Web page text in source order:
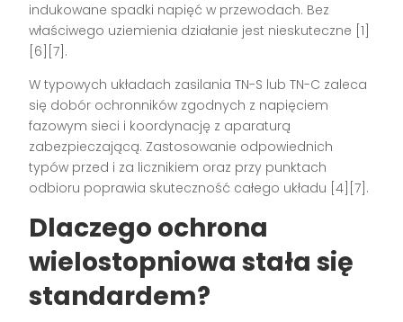
indukowane spadki napięć w przewodach. Bez
właściwego uziemienia działanie jest nieskuteczne [1]
[6][7].
W typowych układach zasilania TN-S lub TN-C zaleca
się dobór ochronników zgodnych z napięciem
fazowym sieci i koordynację z aparaturą
zabezpieczającą. Zastosowanie odpowiednich
typów przed i za licznikiem oraz przy punktach
odbioru poprawia skuteczność całego układu [4][7].
Dlaczego ochrona
wielostopniowa stała się
standardem?